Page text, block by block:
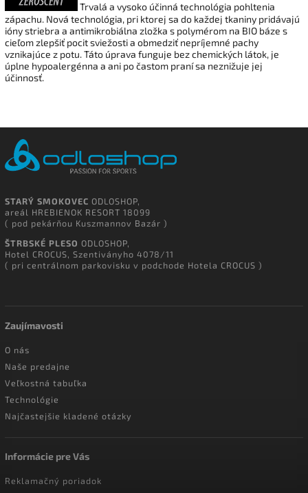
Trvalá a vysoko účinná technológia pohltenia
zápachu. Nová technológia, pri ktorej sa do každej tkaniny pridávajú
ióny striebra a antimikrobiálna zložka s polymérom na BIO báze s
cieľom zlepšiť pocit sviežosti a obmedziť nepríjemné pachy
vznikajúce z potu. Táto úprava funguje bez chemických látok, je
úplne hypoalergénna a ani po častom praní sa neznižuje jej
účinnosť.
STARÝ SMOKOVEC ODLOSHOP,
areál HREBIENOK RESORT 18099
( pod pekárňou Kuszmannov Bazár )
ŠTRBSKÉ PLESO ODLOSHOP,
Hotel CROCUS, Szentiványho 4078/11
( pri centrálnom parkovisku v podchode Hotela CROCUS )
Zaujímavosti
O nás
Naše predajne
Veľkostná tabuľka
Technológie
Najčastejšie kladené otázky
Informácie pre Vás
Reklamačný poriadok